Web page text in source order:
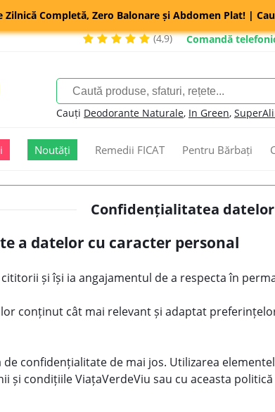
Zilnică Completă, Zero Balonare și Abdomen Plat! |
(4,9)
Comandă
Cauți Deodorante Naturale, In Green,
Noutăți Remedii FICAT Pentru Bărbați
Confidențialitatea datelor
a datelor cu caracter personal
și își ia angajamentul de a respecta în
conținut cât mai relevant și adaptat
confidențialitate de mai jos. Utilizarea
și condițiile ViațaVerdeViu sau cu aceasta